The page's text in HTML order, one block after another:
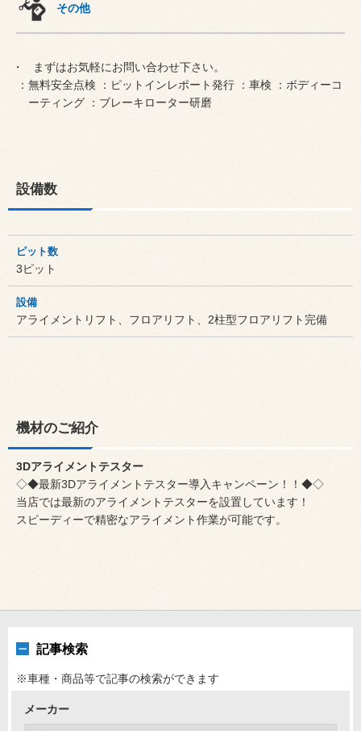
その他
まずはお気軽にお問い合わせ下さい。
：無料安全点検 ：ピットインレポート発行 ：車検 ：ボディーコ
ーティング ：ブレーキローター研磨
設備数
ピット数
3ピット
設備
アライメントリフト、フロアリフト、2柱型フロアリフト完備
機材のご紹介
3Dアライメントテスター
◇◆最新3Dアライメントテスター導入キャンペーン！！◆◇
当店では最新のアライメントテスターを設置しています！
スピーディーで精密なアライメント作業が可能です。
記事検索
※車種・商品等で記事の検索ができます
メーカー